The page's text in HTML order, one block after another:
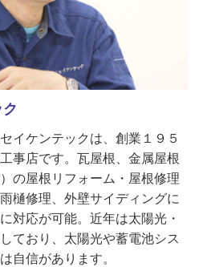
イケンテックは、創業１９５
事店です。瓦屋根、金属屋根
の屋根リフォーム・屋根修理
樋修理、外壁サイディングに
対応が可能。近年は太陽光・
ており、太陽光や蓄電池シス
自信があります。